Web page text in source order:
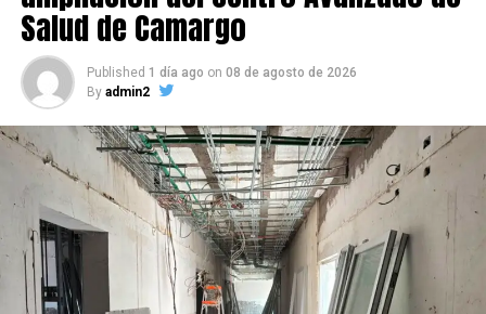
Salud de Camargo
Published 1 día ago on 08 de agosto de 2026
By admin2